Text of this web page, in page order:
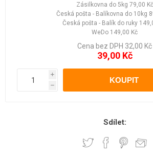
Zásilkovna do 5kg 79,00 Kč
Česká pošta - Balíkovna do 10kg
Česká pošta - Balík do ruky
WeDo 149,00 Kč
Cena bez DPH 32,00 Kč
39,00 Kč
i
h
Sdílet: